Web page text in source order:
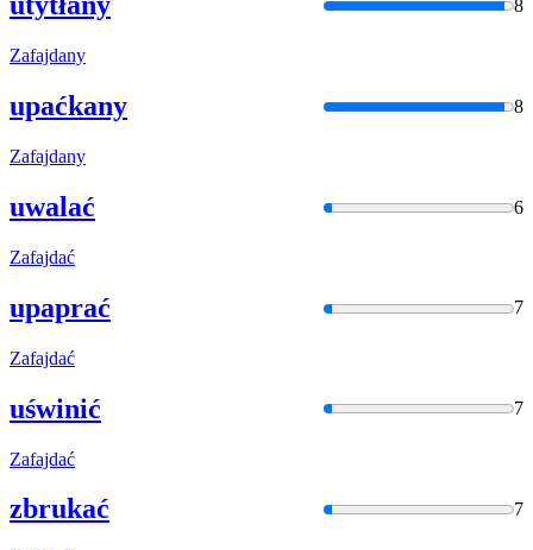
8
Zafajdany
upaćkany 8
Zafajdany
uwalać 6
Zafajdać
upaprać 7
Zafajdać
uświnić 7
Zafajdać
zbrukać 7